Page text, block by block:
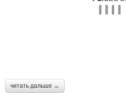
читать дальше →